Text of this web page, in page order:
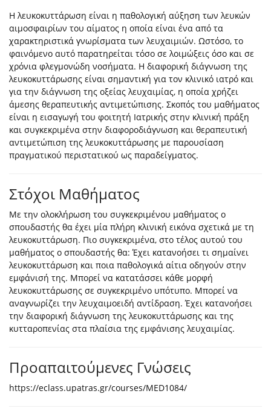
Η λευκοκυττάρωση είναι η παθολογική αύξηση των λευκών
αιμοσφαιρίων του αίματος η οποία είναι ένα από τα
χαρακτηριστικά γνωρίσματα των λευχαιμιών. Ωστόσο, το
φαινόμενο αυτό παρατηρείται τόσο σε λοιμώξεις όσο και σε
χρόνια φλεγμονώδη νοσήματα. Η διαφορική διάγνωση της
λευκοκυττάρωσης είναι σημαντική για τον κλινικό ιατρό και
για την διάγνωση της οξείας λευχαιμίας, η οποία χρήζει
άμεσης θεραπευτικής αντιμετώπισης. Σκοπός του μαθήματος
είναι η εισαγωγή του φοιτητή Ιατρικής στην κλινική πράξη
και συγκεκριμένα στην διαφοροδιάγνωση και θεραπευτική
αντιμετώπιση της λευκοκυττάρωσης με παρουσίαση
πραγματικού περιστατικού ως παραδείγματος.
Στόχοι Μαθήματος
Με την ολοκλήρωση του συγκεκριμένου μαθήματος ο
σπουδαστής θα έχει μία πλήρη κλινική εικόνα σχετικά με τη
λευκοκυττάρωση. Πιο συγκεκριμένα, στο τέλος αυτού του
μαθήματος ο σπουδαστής θα: Έχει κατανοήσει τι σημαίνει
λευκοκυττάρωση και ποια παθολογικά αίτια οδηγούν στην
εμφάνισή της. Μπορεί να κατατάσσει κάθε μορφή
λευκοκυττάρωσης σε συγκεκριμένο υπότυπο. Μπορεί να
αναγνωρίζει την λευχαιμοειδή αντίδραση. Έχει κατανοήσει
την διαφορική διάγνωση της λευκοκυττάρωσης και της
κυτταροπενίας στα πλαίσια της εμφάνισης λευχαιμίας.
Προαπαιτούμενες Γνώσεις
https://eclass.upatras.gr/courses/MED1084/